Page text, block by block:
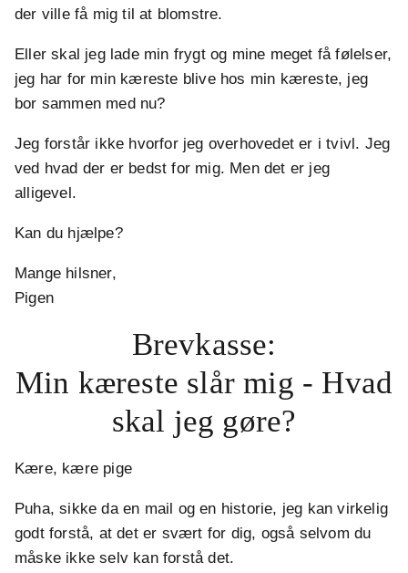
der ville få mig til at blomstre.
Eller skal jeg lade min frygt og mine meget få følelser,
jeg har for min kæreste blive hos min kæreste, jeg
bor sammen med nu?
Jeg forstår ikke hvorfor jeg overhovedet er i tvivl. Jeg
ved hvad der er bedst for mig. Men det er jeg
alligevel.
Kan du hjælpe?
Mange hilsner,
Pigen
Brevkasse:
Min kæreste slår mig - Hvad
skal jeg gøre?
Kære, kære pige
Puha, sikke da en mail og en historie, jeg kan virkelig
godt forstå, at det er svært for dig, også selvom du
måske ikke selv kan forstå det.